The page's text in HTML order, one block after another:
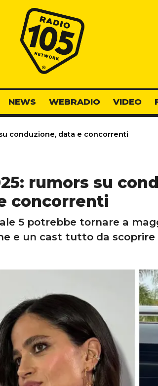
Radio 105
NEWS WEBRADIO VIDEO
conduzione, data e concorrenti
rumors su
concorrenti
5 potrebbe tornare a
e un cast tutto da scoprire